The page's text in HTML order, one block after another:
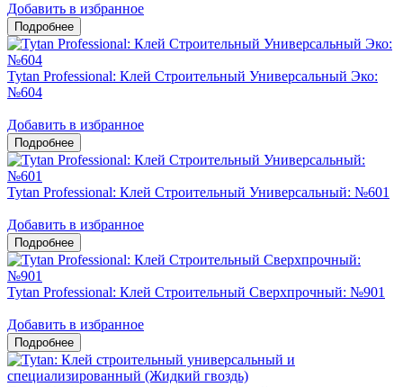
Добавить в избранное
Tytan Professional: Клей Строительный Универсальный Эко:
№604
Добавить в избранное
Tytan Professional: Клей Строительный Универсальный: №601
Добавить в избранное
Tytan Professional: Клей Строительный Сверхпрочный: №901
Добавить в избранное